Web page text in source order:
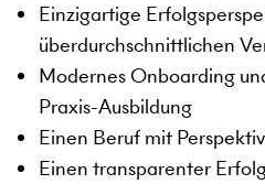
Einzigartige
überdurchschnittlichen
Modernes Onboarding
Praxis-Ausbildung
Einen Beruf mit
Einen transparenter